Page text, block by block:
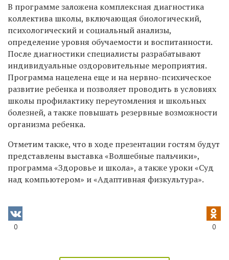
В программе заложена комплексная диагностика
коллектива школы, включающая биологический,
психологический и социальный анализы,
определение уровня обучаемости и воспитанности.
После диагностики специалисты разрабатывают
индивидуальные оздоровительные мероприятия.
Программа нацелена еще и на нервно-психическое
развитие ребенка и позволяет проводить в условиях
школы профилактику переутомления и школьных
болезней, а также повышать резервные возможности
организма ребенка.
Отметим также, что в ходе презентации гостям будут
представлены выставка «Волшебные пальчики»,
программа «Здоровье и школа», а также уроки «Суд
над компьютером» и «Адаптивная физкультура».
0 0